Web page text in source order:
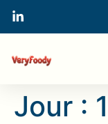
Jour :